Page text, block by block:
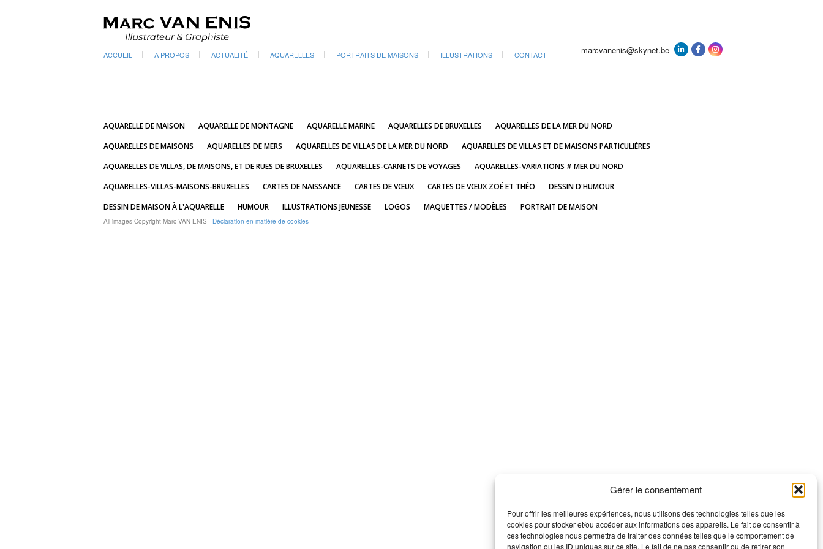
Gérer le consentement
Pour offrir les meilleures expériences, nous utilisons des technologies telles que les
cookies pour stocker et/ou accéder aux informations des appareils. Le fait de consentir à
ces technologies nous permettra de traiter des données telles que le comportement de
navigation ou les ID uniques sur ce site. Le fait de ne pas consentir ou de retirer son
ACCUEIL A PROPOS ACTUALITÉ AQUARELLES PORTRAITS DE MAISONS ILLUSTRATIONS CONTACT marcvanenis@skynet.be
AQUARELLE DE MAISON AQUARELLE DE MONTAGNE AQUARELLE MARINE AQUARELLES DE BRUXELLES
AQUARELLES DE LA MER DU NORD
AQUARELLES DE MAISONS
AQUARELLES DE MERS AQUARELLES DE VILLAS DE LA MER DU NORD
AQUARELLES DE VILLAS ET DE MAISONS PARTICULIÈRES
AQUARELLES DE VILLAS, DE MAISONS, ET DE RUES DE BRUXELLES
AQUARELLES-CARNETS DE VOYAGES
AQUARELLES-VARIATIONS # MER DU NORD
AQUARELLES-VILLAS-MAISONS-BRUXELLES
CARTES DE NAISSANCE CARTES DE VŒUX CARTES DE VŒUX ZOÉ ET THÉO
DESSIN D'HUMOUR
DESSIN DE MAISON À L'AQUARELLE
HUMOUR ILLUSTRATIONS JEUNESSE LOGOS MAQUETTES / MODÈLES PORTRAIT DE MAISON
All images Copyright Marc VAN ENIS - Déclaration en matière de cookies